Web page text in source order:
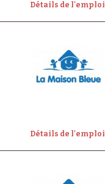
Détails de l'emploi
Détails de l'emploi